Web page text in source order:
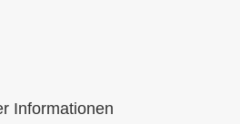
Informationen